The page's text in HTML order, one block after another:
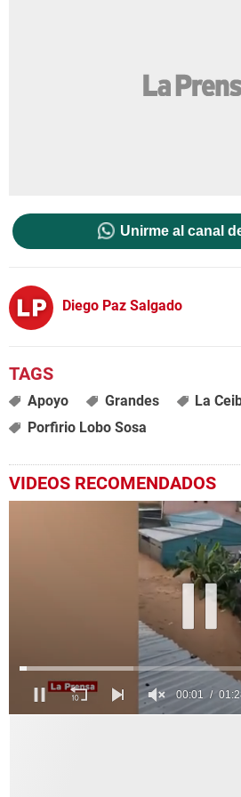
Unirme al canal
Diego Paz Salgado
Apoyo Grandes
La
Porfirio Lobo Sosa
VIDEOS RECOMENDADOS